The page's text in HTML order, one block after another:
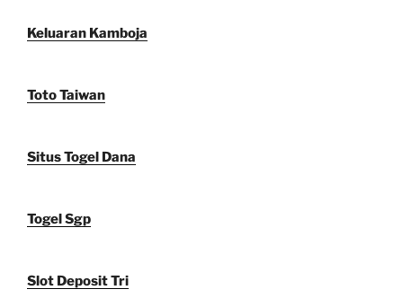
Keluaran Kamboja
Toto Taiwan
Situs Togel Dana
Togel Sgp
Slot Deposit Tri